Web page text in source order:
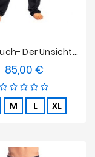
Soft Touch- Der Unsichtbare Mann Pants Schwarz
85,00 €
M L XL